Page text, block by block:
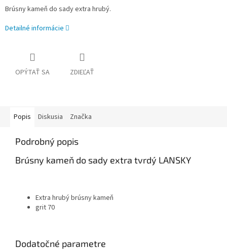
Brúsny kameň do sady extra hrubý.
Detailné informácie
OPÝTAŤ SA ZDIEĽAŤ
Popis Diskusia Značka
Podrobný popis
Brúsny kameň do sady extra tvrdý LANSKY
Extra hrubý brúsny kameň
grit 70
Dodatočné parametre